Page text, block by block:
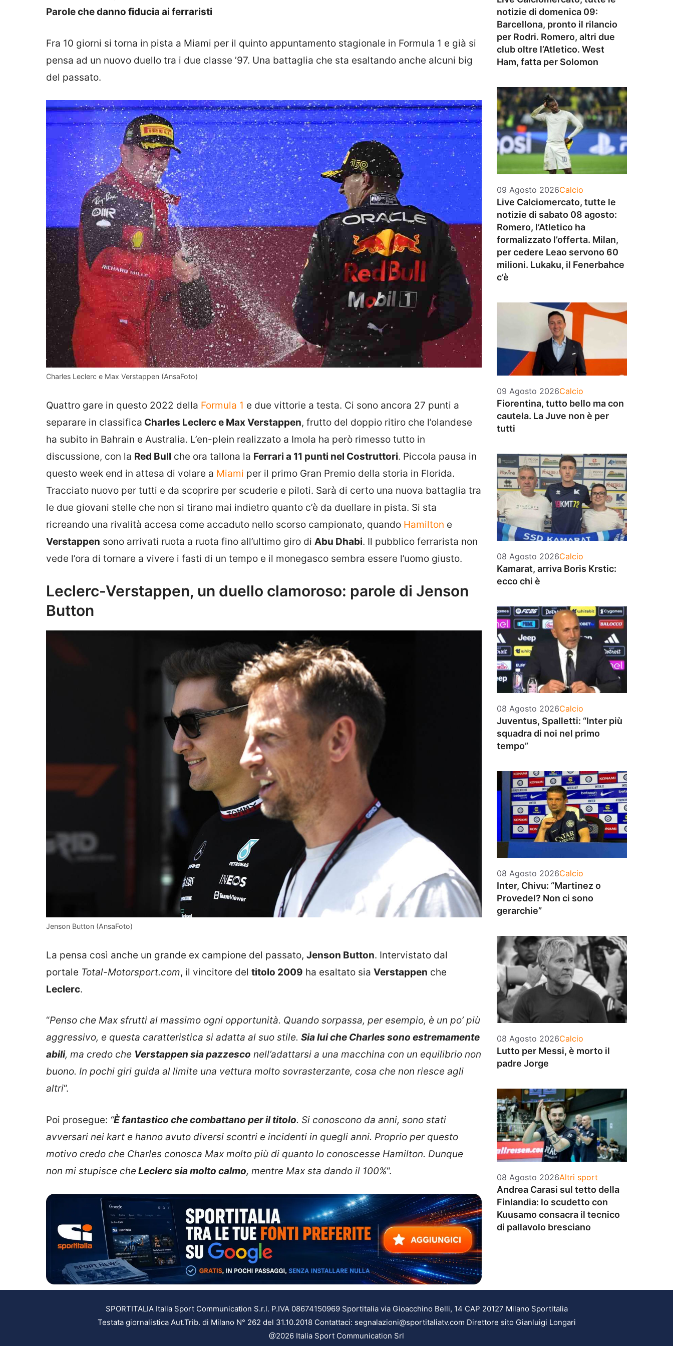
Parole che danno fiducia ai ferraristi
Fra 10 giorni si torna in pista a Miami per il quinto appuntamento stagionale in Formula 1 e già si
pensa ad un nuovo duello tra i due classe ’97. Una battaglia che sta esaltando anche alcuni big
del passato.
Charles Leclerc e Max Verstappen (AnsaFoto)
Quattro gare in questo 2022 della Formula 1 e due vittorie a testa. Ci sono ancora 27 punti a
separare in classifica Charles Leclerc e Max Verstappen, frutto del doppio ritiro che l’olandese
ha subito in Bahrain e Australia. L’en-plein realizzato a Imola ha però rimesso tutto in
discussione, con la Red Bull che ora tallona la Ferrari a 11 punti nel Costruttori. Piccola pausa in
questo week end in attesa di volare a Miami per il primo Gran Premio della storia in Florida.
Tracciato nuovo per tutti e da scoprire per scuderie e piloti. Sarà di certo una nuova battaglia tra
le due giovani stelle che non si tirano mai indietro quanto c’è da duellare in pista. Si sta
ricreando una rivalità accesa come accaduto nello scorso campionato, quando Hamilton e
Verstappen sono arrivati ruota a ruota fino all’ultimo giro di Abu Dhabi. Il pubblico ferrarista non
vede l’ora di tornare a vivere i fasti di un tempo e il monegasco sembra essere l’uomo giusto.
Leclerc-Verstappen, un duello clamoroso: parole di Jenson
Button
Jenson Button (AnsaFoto)
La pensa così anche un grande ex campione del passato, Jenson Button. Intervistato dal
portale Total-Motorsport.com, il vincitore del titolo 2009 ha esaltato sia Verstappen che
Leclerc.
“Penso che Max sfrutti al massimo ogni opportunità. Quando sorpassa, per esempio, è un po’ più
aggressivo, e questa caratteristica si adatta al suo stile. Sia lui che Charles sono estremamente
abili, ma credo che Verstappen sia pazzesco nell’adattarsi a una macchina con un equilibrio non
buono. In pochi giri guida al limite una vettura molto sovrasterzante, cosa che non riesce agli
altri“.
Poi prosegue: “È fantastico che combattano per il titolo. Si conoscono da anni, sono stati
avversari nei kart e hanno avuto diversi scontri e incidenti in quegli anni. Proprio per questo
motivo credo che Charles conosca Max molto più di quanto lo conoscesse Hamilton. Dunque
non mi stupisce cheLeclerc sia molto calmo, mentre Max sta dando il 100%“.
notizie di domenica 09:
Barcellona, pronto il rilancio
per Rodri. Romero, altri due
club oltre l’Atletico. West
Ham, fatta per Solomon
09 Agosto 2026Categorie
Calcio
Live Calciomercato, tutte le
notizie di sabato 08 agosto:
Romero, l’Atletico ha
formalizzato l’offerta. Milan,
per cedere Leao servono 60
milioni. Lukaku, il Fenerbahce
c’è
09 Agosto 2026Categorie
Calcio
Fiorentina, tutto bello ma con
cautela. La Juve non è per
tutti
08 Agosto 2026Categorie
Calcio
Kamarat, arriva Boris Krstic:
ecco chi è
08 Agosto 2026Categorie
Calcio
Juventus, Spalletti: “Inter più
squadra di noi nel primo
tempo”
08 Agosto 2026Categorie
Calcio
Inter, Chivu: “Martinez o
Provedel? Non ci sono
gerarchie”
08 Agosto 2026Categorie
Calcio
Lutto per Messi, è morto il
padre Jorge
08 Agosto 2026Categorie
Altri sport
Andrea Carasi sul tetto della
Finlandia: lo scudetto con
Kuusamo consacra il tecnico
di pallavolo bresciano
SPORTITALIA Italia Sport Communication S.r.l. P.IVA 08674150969 Sportitalia via Gioacchino Belli, 14 CAP 20127 Milano Sportitalia
Testata giornalistica Aut.Trib. di Milano N° 262 del 31.10.2018 Contattaci: segnalazioni@sportitaliatv.com Direttore sito Gianluigi Longari
@2026 Italia Sport Communication Srl